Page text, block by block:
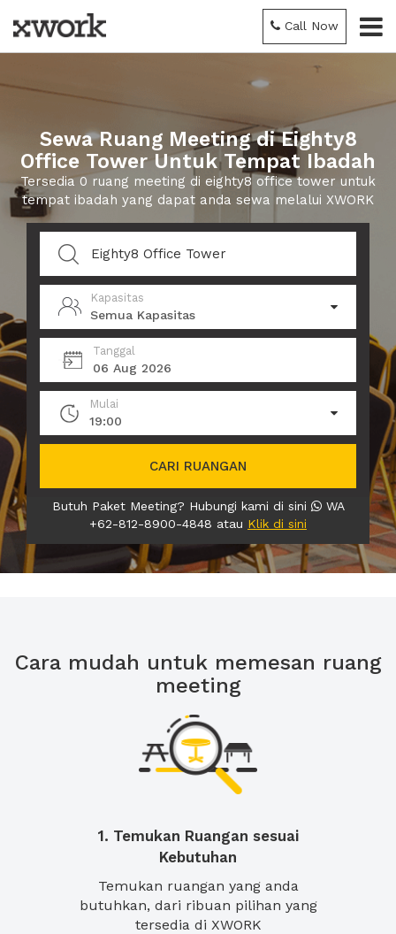
Call Now
Sewa Ruang Meeting di Eighty8
Office Tower Untuk Tempat Ibadah
Tersedia 0 ruang meeting di eighty8 office tower untuk
tempat ibadah yang dapat anda sewa melalui XWORK
Kapasitas
Semua Kapasitas
Tanggal
06 Aug 2026
Mulai
19:00
CARI RUANGAN
Butuh Paket Meeting? Hubungi kami di sini
WA
+62-812-8900-4848 atau Klik di sini
Cara mudah untuk memesan ruang
meeting
1. Temukan Ruangan sesuai
Kebutuhan
Temukan ruangan yang anda
butuhkan, dari ribuan pilihan yang
tersedia di XWORK